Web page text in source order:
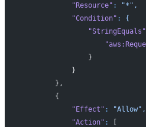
            "Resource"
:
"*",
            "Condition"
:
{
                "StringEquals"
                }
            }
        },
        {
            "Effect"
:
"Allow",
            "Action"
:
[